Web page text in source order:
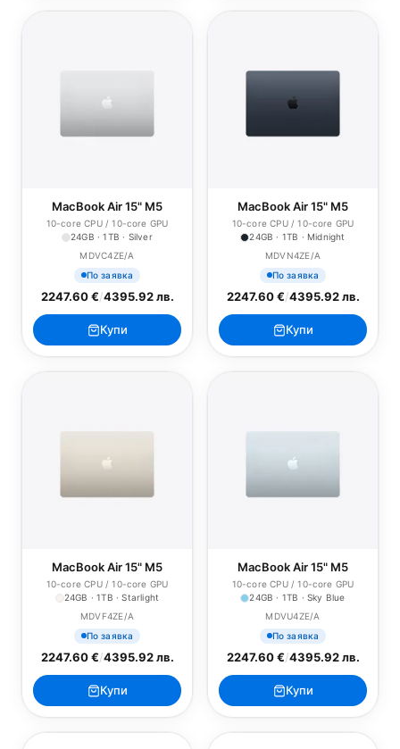
MacBook Air 15" M5
10-core CPU / 10-core GPU
24GB · 1TB · Silver
MDVC4ZE/A
По заявка
2247.60 €/4395.92 лв.
Купи
MacBook Air 15" M5
10-core CPU / 10-core GPU
24GB · 1TB · Midnight
MDVN4ZE/A
По заявка
2247.60 €/4395.92 лв.
Купи
MacBook Air 15" M5
10-core CPU / 10-core GPU
24GB · 1TB · Starlight
MDVF4ZE/A
По заявка
2247.60 €/4395.92 лв.
Купи
MacBook Air 15" M5
10-core CPU / 10-core GPU
24GB · 1TB · Sky Blue
MDVU4ZE/A
По заявка
2247.60 €/4395.92 лв.
Купи